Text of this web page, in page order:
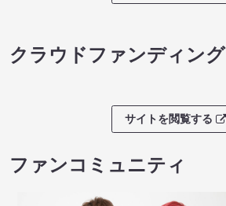
クラウドファンディング
サイトを閲覧する
ファンコミュニティ